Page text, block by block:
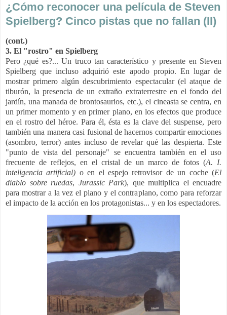
¿Cómo reconocer una película de Steven
Spielberg? Cinco pistas que no fallan (II)
(cont.)
3. El "rostro" en Spielberg
Pero ¿qué es?... Un truco tan característico y presente en Steven
Spielberg que incluso adquirió este apodo propio. En lugar de
mostrar primero algún descubrimiento espectacular (el ataque de
tiburón, la presencia de un extraño extraterrestre en el fondo del
jardín, una manada de brontosaurios, etc.), el cineasta se centra, en
un primer momento y en primer plano, en los efectos que produce
en el rostro del héroe. Para él, ésta es la clave del suspense, pero
también una manera casi fusional de hacernos compartir emociones
(asombro, terror) antes incluso de revelar qué las despierta. Este
"punto de vista del personaje" se encuentra también en el uso
frecuente de reflejos, en el cristal de un marco de fotos (A. I.
inteligencia artificial) o en el espejo retrovisor de un coche (El
diablo sobre ruedas, Jurassic Park), que multiplica el encuadre
para mostrar a la vez el plano y el contraplano, como para reforzar
el impacto de la acción en los protagonistas... y en los espectadores.